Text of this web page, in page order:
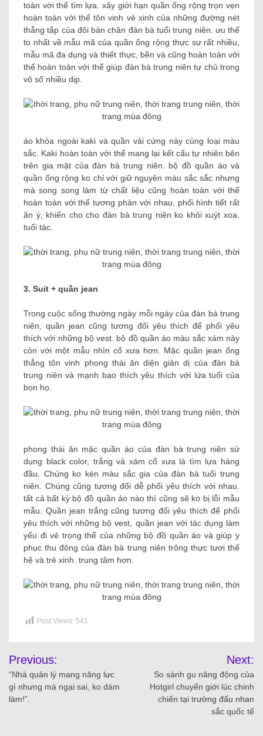
toàn với thể tìm lựa. xây giới hạn quần ống rộng trọn vẹn
hoàn toàn với thể tôn vinh vẻ xinh của những đường nét
thẳng tắp của đôi bàn chân đàn bà tuổi trung niên. ưu thế
to nhất về mẫu mã của quần ống rộng thực sự rất nhiều,
mẫu mã đa dụng và thiết thực, bền và cũng hoàn toàn với
thể hoàn toàn với thể giúp đàn bà trung niên tự chủ trong
vô số nhiều dịp.
áo khóa ngoài kaki và quần vải cứng này cùng loại màu
sắc. Kaki hoàn toàn với thể mang lại kết cấu tự nhiên bên
trên gia mặt của đàn bà trung niên. bộ đồ quần áo và
quần ống rộng ko chỉ với giữ nguyên màu sắc sắc nhưng
mà song song làm từ chất liệu cũng hoàn toàn với thể
hoàn toàn với thể tương phản với nhau, phối hình tiết rất
ăn ý, khiến cho cho đàn bà trung niên ko khỏi xuýt xoa.
tuổi tác.
3. Suit + quần jean
Trong cuộc sống thường ngày mỗi ngày của đàn bà trung
niên, quần jean cũng tương đối yêu thích để phối yêu
thích với những bộ vest. bộ đồ quần áo màu sắc xám này
còn với một mẫu nhìn cổ xưa hơn. Mặc quần jean ống
thẳng tôn vinh phong thái ăn diện giản dị của đàn bà
trung niên và mạnh bạo thích yêu thích với lứa tuổi của
bọn họ.
phong thái ăn mặc quần áo của đàn bà trung niên sử
dụng black color, trắng và xám cổ xưa là tìm lựa hàng
đầu. Chúng ko kén màu sắc gia của đàn bà tuổi trung
niên. Chúng cũng tương đối dễ phối yêu thích với nhau.
tất cả bất kỳ bộ đồ quần áo nào thì cũng sẽ ko bị lỗi mẫu
mẫu. Quần jean trắng cũng tương đối yêu thích để phối
yêu thích với những bộ vest, quần jean với tác dụng làm
yếu đi vẻ trọng thể của những bộ đồ quần áo và giúp y
phục thu đông của đàn bà trung niên trông thực tươi thế
hệ và trẻ xinh. trung tâm hơn.
Post Views: 541
Previous:
“Nhà quản lý mang năng lực
gì nhưng mà ngại sai, ko dám
làm!”.
Next:
So sánh gu năng động của
Hotgirl chuyển giới lúc chinh
chiến tại trường đấu nhan
sắc quốc tế